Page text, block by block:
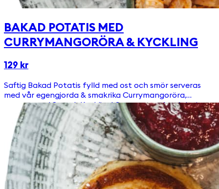
BAKAD POTATIS MED
CURRYMANGORÖRA & KYCKLING
129 kr
Saftig Bakad Potatis fylld med ost och smör serveras
med vår egengjorda & smakrika Currymangoröra,
toppat med Svensk Kyckling! Serveras med en krispig
sallad.